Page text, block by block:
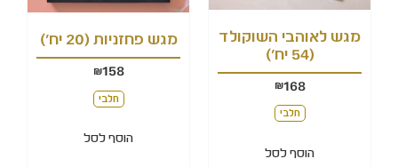
מגש לאוהבי השוקולד
(54 יח')
168
₪
חלבי
הוסף לסל
מגש פחזניות (20 יח')
158
₪
חלבי
הוסף לסל